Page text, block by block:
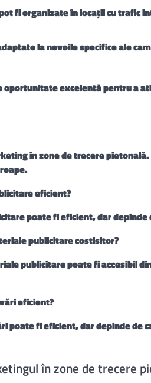
fi organizate în locații cu trafic
la nevoile specifice ale
excelentă pentru a
în zone de trecere
eficient?
poate fi eficient, dar
publicitare costisitor?
publicitare poate fi accesibil
eficient?
poate fi eficient, dar depinde de
în zone de trecere